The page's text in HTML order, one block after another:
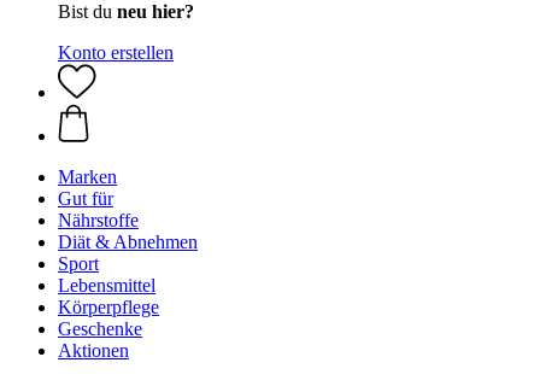
Bist du neu hier?
Konto erstellen
Marken
Gut für
Nährstoffe
Diät & Abnehmen
Sport
Lebensmittel
Körperpflege
Geschenke
Aktionen